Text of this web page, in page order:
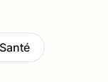
Santé